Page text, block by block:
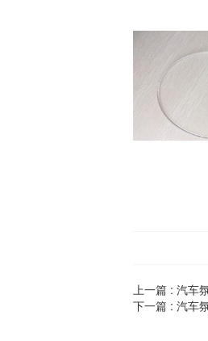
上一篇 : 汽车
下一篇 : 汽车